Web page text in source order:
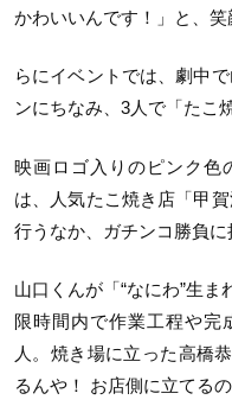
かわいいんです！」と、笑
らにイベントでは、劇中
ンにちなみ、3人で「たこ
映画ロゴ入りのピンク色
は、人気たこ焼き店「甲
行うなか、ガチンコ勝負に
山口くんが「“なにわ”生
限時間内で作業工程や完
人。焼き場に立った高橋
るんや！ お店側に立てる